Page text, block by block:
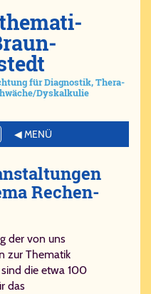
für Dia­gno­stik, The­ra­
​Dys­kal­ku­lie
Re­chen­
der von uns
zur Thematik
die etwa 100
das